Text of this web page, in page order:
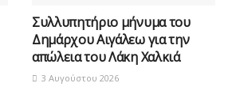
Συλλυπητήριο μήνυμα του
Δημάρχου Αιγάλεω για την
απώλεια του Λάκη Χαλκιά
3 Αυγούστου 2026